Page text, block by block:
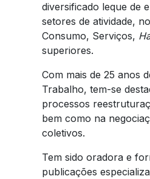
diversificado leque de
setores de atividade,
Consumo, Serviços,
superiores.
Com mais de 25 anos
Trabalho, tem-se
processos
bem como na
coletivos.
Tem sido oradora e
publicações